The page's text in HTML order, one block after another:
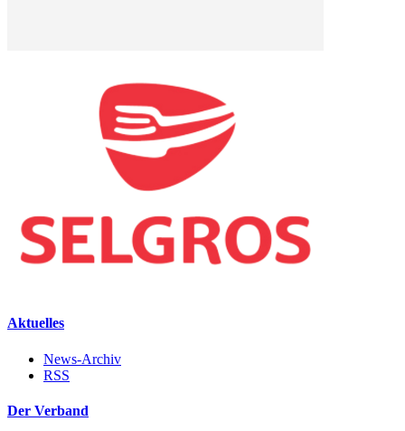
Aktuelles
News-Archiv
RSS
Der Verband